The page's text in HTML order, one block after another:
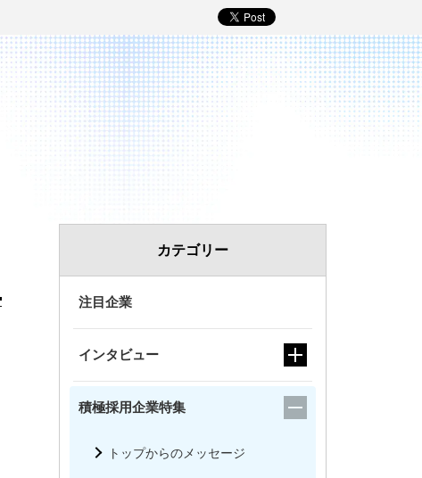
カテゴリー
注目企業
インタビュー
積極採用企業特集
トップからのメッセージ